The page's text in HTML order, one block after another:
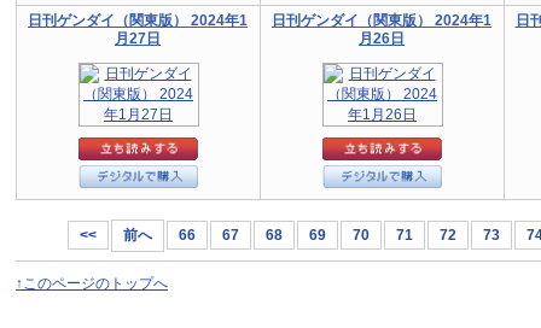
日刊ゲンダイ（関東版） 2024年1
月27日
日刊ゲンダイ（関東版） 2024年1
月26日
日
<< 前へ 66 67 68 69 70 71 72 73
↑このページのトップへ